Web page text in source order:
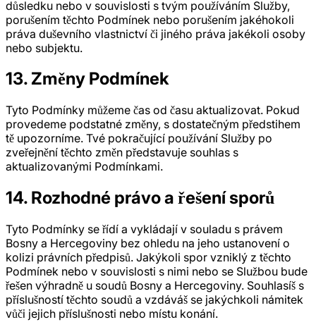
důsledku nebo v souvislosti s tvým používáním Služby,
porušením těchto Podmínek nebo porušením jakéhokoli
práva duševního vlastnictví či jiného práva jakékoli osoby
nebo subjektu.
13. Změny Podmínek
Tyto Podmínky můžeme čas od času aktualizovat. Pokud
provedeme podstatné změny, s dostatečným předstihem
tě upozorníme. Tvé pokračující používání Služby po
zveřejnění těchto změn představuje souhlas s
aktualizovanými Podmínkami.
14. Rozhodné právo a řešení sporů
Tyto Podmínky se řídí a vykládají v souladu s právem
Bosny a Hercegoviny bez ohledu na jeho ustanovení o
kolizi právních předpisů. Jakýkoli spor vzniklý z těchto
Podmínek nebo v souvislosti s nimi nebo se Službou bude
řešen výhradně u soudů Bosny a Hercegoviny. Souhlasíš s
příslušností těchto soudů a vzdáváš se jakýchkoli námitek
vůči jejich příslušnosti nebo místu konání.